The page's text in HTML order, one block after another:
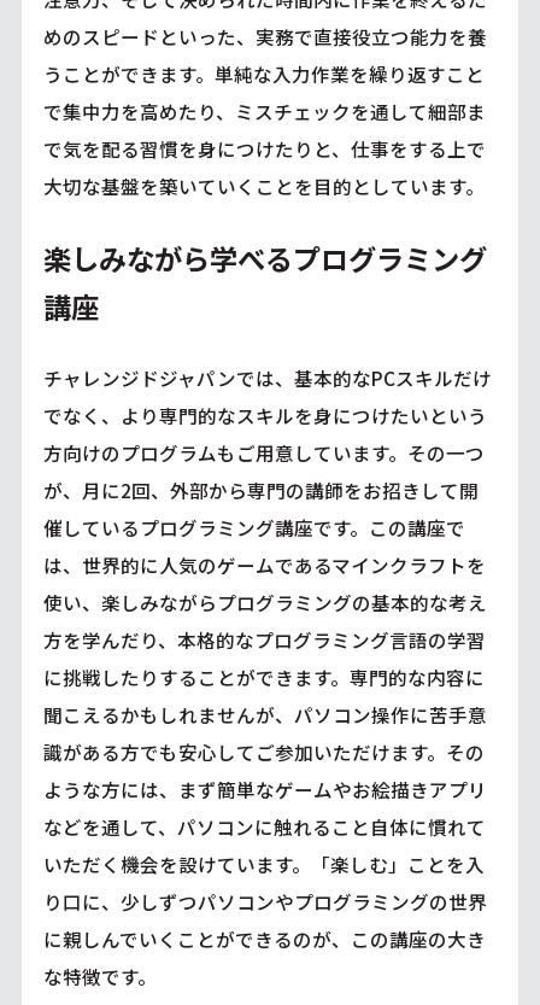
めのスピードといった、実務で直接役立つ能力を養
うことができます。単純な入力作業を繰り返すこと
で集中力を高めたり、ミスチェックを通して細部ま
で気を配る習慣を身につけたりと、仕事をする上で
大切な基盤を築いていくことを目的としています。
楽しみながら学べるプログラミング
講座
チャレンジドジャパンでは、基本的なPCスキルだけ
でなく、より専門的なスキルを身につけたいという
方向けのプログラムもご用意しています。その一つ
が、月に2回、外部から専門の講師をお招きして開
催しているプログラミング講座です。この講座で
は、世界的に人気のゲームであるマインクラフトを
使い、楽しみながらプログラミングの基本的な考え
方を学んだり、本格的なプログラミング言語の学習
に挑戦したりすることができます。専門的な内容に
聞こえるかもしれませんが、パソコン操作に苦手意
識がある方でも安心してご参加いただけます。その
ような方には、まず簡単なゲームやお絵描きアプリ
などを通して、パソコンに触れること自体に慣れて
いただく機会を設けています。「楽しむ」ことを入
り口に、少しずつパソコンやプログラミングの世界
に親しんでいくことができるのが、この講座の大き
な特徴です。